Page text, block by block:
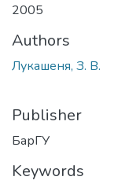
2005
Authors
Лукашеня, З. В.
Publisher
БарГУ
Keywords